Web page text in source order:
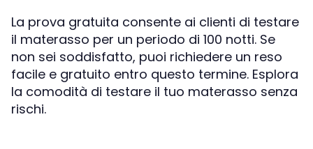
La prova gratuita consente ai clienti di testare
il materasso per un periodo di 100 notti. Se
non sei soddisfatto, puoi richiedere un reso
facile e gratuito entro questo termine. Esplora
la comodità di testare il tuo materasso senza
rischi.